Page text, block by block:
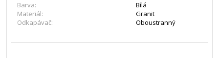
Barva:
Bílá
Materiál:
Granit
Odkapávač:
Oboustranný